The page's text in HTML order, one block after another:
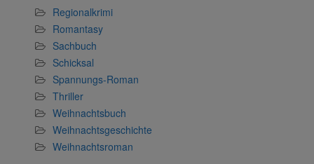
Regionalkrimi
Romantasy
Sachbuch
Schicksal
Spannungs-Roman
Thriller
Weihnachtsbuch
Weihnachtsgeschichte
Weihnachtsroman